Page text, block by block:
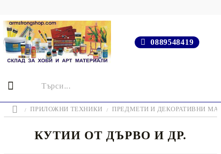
0889548419
ПРИЛОЖНИ ТЕХНИКИ ПРЕДМЕТИ И ДЕКОРАТИВНИ
КУТИИ ОТ ДЪРВО И ДР.